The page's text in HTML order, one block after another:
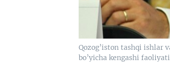
Qozog’iston tashqi ishlar
bo’yicha kengashi